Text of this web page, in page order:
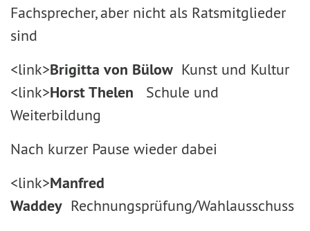
Fachsprecher, aber nicht als Ratsmitglieder
sind
<link>Brigitta von Bülow Kunst und Kultur
<link>Horst Thelen Schule und
Weiterbildung
Nach kurzer Pause wieder dabei
<link>Manfred
Waddey Rechnungsprüfung/Wahlausschuss